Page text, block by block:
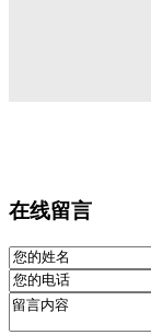
在线留言